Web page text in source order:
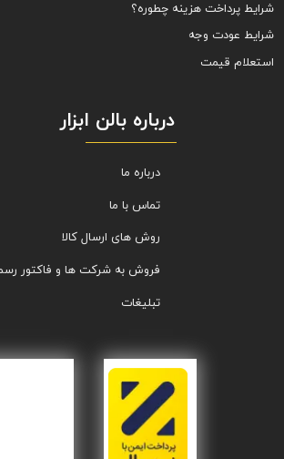
شرایط پرداخت هزینه چطوره؟
شرایط عودت وجه
استعلام قیمت
درباره بالن ابزار
درباره ما
تماس با ما
روش های ارسال کالا
فروش به شرکت ها و فاکتور
تبلیغات